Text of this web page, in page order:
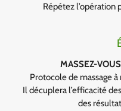
Répétez l’opération
MASSEZ-
Protocole de massage
Il décuplera l’efficacité
des